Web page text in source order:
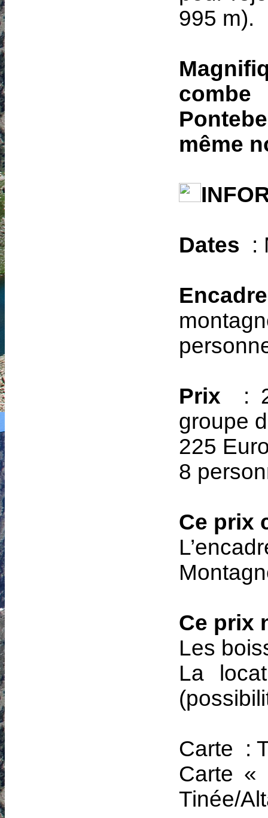
995 m).
même
Dates :
Prix :
groupe
225
8
Ce prix
Ce prix
Les
La
Carte :
Carte
Tinée/